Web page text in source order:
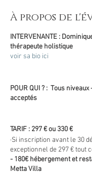
À propos de
INTERVENANTE :
thérapeute holistique
voir sa bio ici
POUR QUI ? : Tous
acceptés
TARIF : 297 € ou 330 €
·Si inscription avant le 30
exceptionnel de 297 € tout
- 180€ hébergement et
Metta Villa